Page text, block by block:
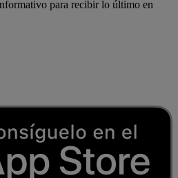
para recibir lo último en